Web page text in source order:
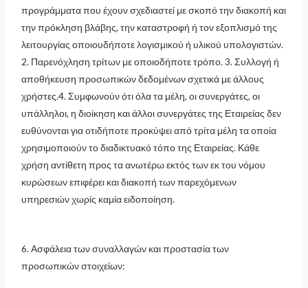
προγράμματα που έχουν σχεδιαστεί με σκοπό την διακοπή και
την πρόκληση βλάβης, την καταστροφή ή τον εξοπλισμό της
λειτουργίας οποιουδήποτε λογισμικού ή υλικού υπολογιστών.
2. Παρενόχληση τρίτων με οποιοδήποτε τρόπο. 3. Συλλογή ή
αποθήκευση προσωπικών δεδομένων σχετικά με άλλους
χρήστες.4. Συμφωνούν ότι όλα τα μέλη, οι συνεργάτες, οι
υπάλληλοι, η διοίκηση και άλλοι συνεργάτες της Εταιρείας δεν
ευθύνονται για οτιδήποτε προκύψει από τρίτα μέλη τα οποία
χρησιμοποιούν το διαδικτυακό τόπο της Εταιρείας. Κάθε
χρήση αντίθετη προς τα ανωτέρω εκτός των εκ του νόμου
κυρώσεων επιφέρει και διακοπή των παρεχόμενων
υπηρεσιών χωρίς καμία ειδοποίηση.
6. Ασφάλεια των συναλλαγών και προστασία των
προσωπικών στοιχείων: